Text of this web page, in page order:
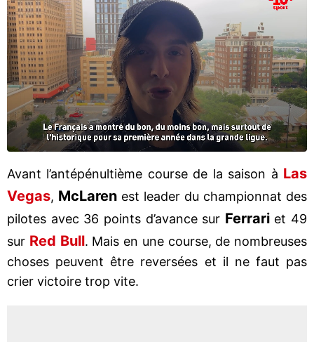
Avant l’antépénultième course de la saison à Las
Vegas, McLaren est leader du championnat des
pilotes avec 36 points d’avance sur Ferrariet 49
sur Red Bull. Mais en une course, de nombreuses
choses peuvent être reversées et il ne faut pas
crier victoire trop vite.